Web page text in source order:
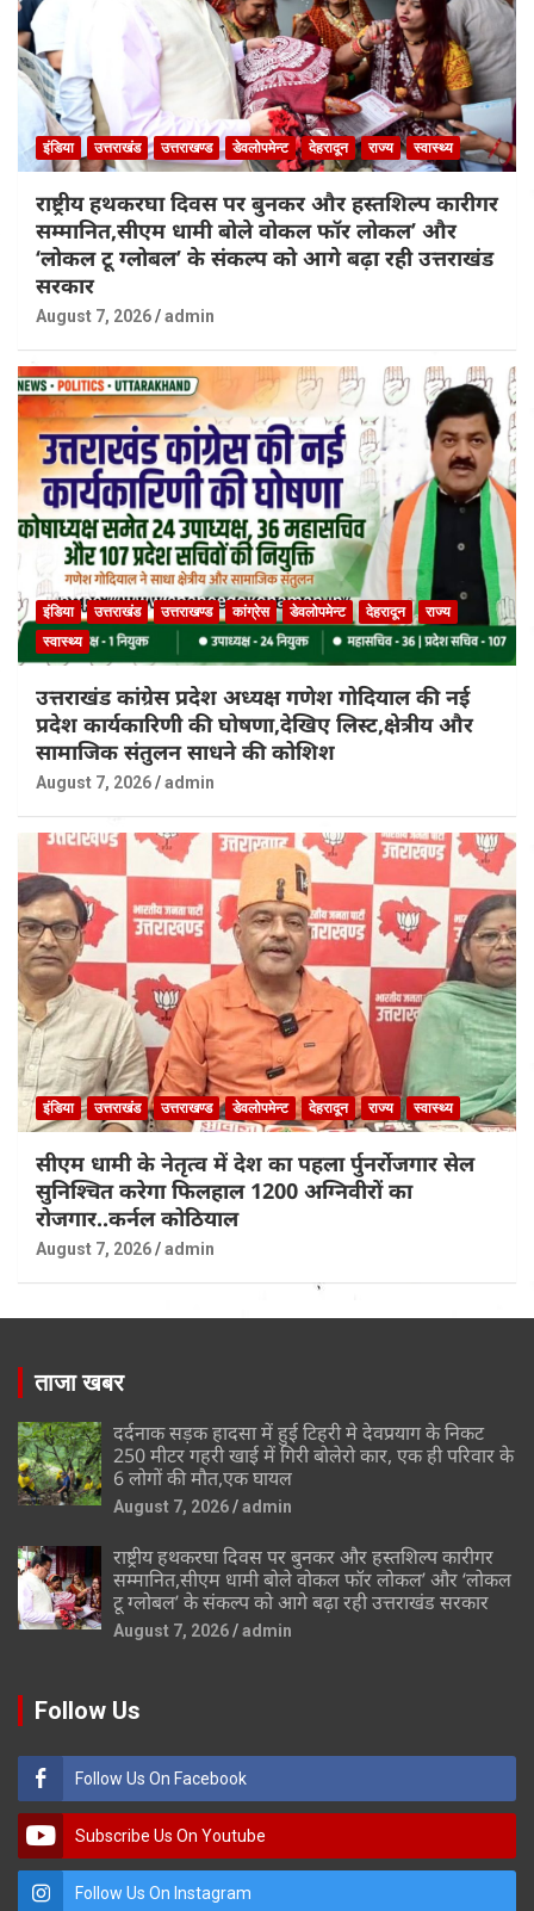
इंडिया उत्तराखंड उत्तराखण्ड डेवलोपमेन्ट देहरादून राज्य स्वास्थ्य
राष्ट्रीय हथकरघा दिवस पर बुनकर और हस्तशिल्प कारीगर
सम्मानित,सीएम धामी बोले वोकल फॉर लोकल’ और
‘लोकल टू ग्लोबल’ के संकल्प को आगे बढ़ा रही उत्तराखंड
सरकार
August 7, 2026 admin
इंडिया उत्तराखंड उत्तराखण्ड कांग्रेस डेवलोपमेन्ट देहरादून
राज्य
स्वास्थ्य
उत्तराखंड कांग्रेस प्रदेश अध्यक्ष गणेश गोदियाल की नई
प्रदेश कार्यकारिणी की घोषणा,देखिए लिस्ट,क्षेत्रीय और
सामाजिक संतुलन साधने की कोशिश
August 7, 2026 admin
इंडिया उत्तराखंड उत्तराखण्ड डेवलोपमेन्ट देहरादून राज्य स्वास्थ्य
सीएम धामी के नेतृत्व में देश का पहला र्पुनर्रोजगार सेल
सुनिश्चित करेगा फिलहाल 1200 अग्निवीरों का
रोजगार..कर्नल कोठियाल
August 7, 2026 admin
ताजा खबर
दर्दनाक सड़क हादसा में हुई टिहरी मे देवप्रयाग के निकट
250 मीटर गहरी खाई में गिरी बोलेरो कार, एक ही परिवार के
6 लोगों की मौत,एक घायल
August 7, 2026 admin
राष्ट्रीय हथकरघा दिवस पर बुनकर और हस्तशिल्प कारीगर
सम्मानित,सीएम धामी बोले वोकल फॉर लोकल’ और ‘लोकल
टू ग्लोबल’ के संकल्प को आगे बढ़ा रही उत्तराखंड सरकार
August 7, 2026 admin
Follow Us
Follow Us On Facebook
Subscribe Us On Youtube
Follow Us On Instagram